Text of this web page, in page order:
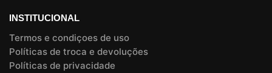
INSTITUCIONAL
Termos e condiçoes de uso
Políticas de troca e devoluções
Políticas de privacidade